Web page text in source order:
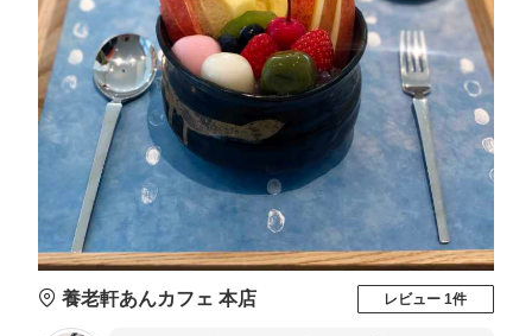
養老軒あんカフェ 本店 レビュー 1件